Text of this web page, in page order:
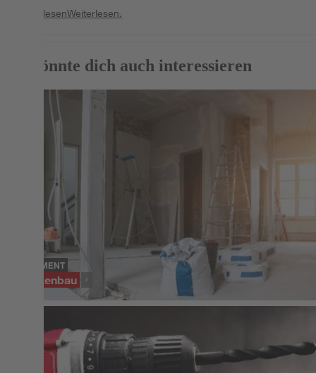
WeiterlesenWeiterlesen.
Das könnte dich auch interessieren
SORTIMENT
Trockenbau